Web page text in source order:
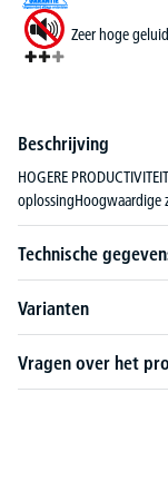
Zeer hoge
Beschrijving
HOGERE
Technische
Varianten
Vragen over het